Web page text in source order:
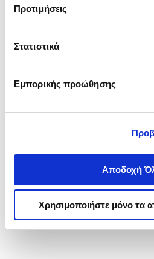
Προτιμήσεις
Στατιστικά
Εμπορικής προώθησης
Αποδοχή
Χρησιμοποιήστε μόνο τα